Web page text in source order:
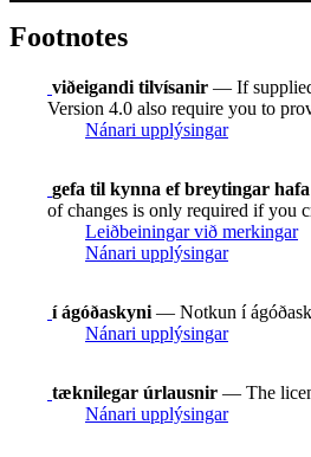
Footnotes
viðeigandi tilvísanir — If
Version 4.0 also require you to
Nánari upplýsingar
gefa til kynna ef breytingar
of changes is only required if you
Leiðbeiningar við merkingar
Nánari upplýsingar
í ágóðaskyni — Notkun í
Nánari upplýsingar
tæknilegar úrlausnir — The
Nánari upplýsingar